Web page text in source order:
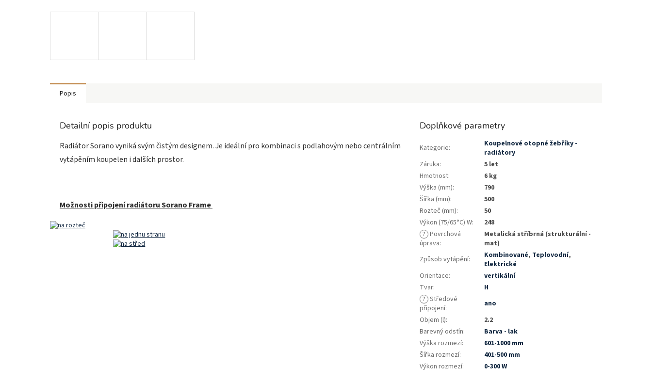
Popis
Detailní popis produktu
Radiátor Sorano vyniká svým čistým designem. Je ideální pro kombinaci s podlahovým nebo centrálním
vytápěním koupelen i dalších prostor.
Možnosti připojení radiátoru Sorano Frame
Doplňkové parametry
Kategorie:
Koupelnové otopné žebříky -
radiátory
Záruka:
5 let
Hmotnost:
6 kg
Výška (mm):
790
Šířka (mm):
500
Rozteč (mm):
50
Výkon (75/65°C) W:
248
? Povrchová
úprava:
Metalická stříbrná (strukturální -
mat)
Způsob vytápění: Kombinované, Teplovodní,
Elektrické
Orientace:
vertikální
Tvar:
H
? Středové
připojení:
ano
Objem (l):
2.2
Barevný odstín:
Barva - lak
Výška rozmezí:
601-1000 mm
Šířka rozmezí:
401-500 mm
Výkon rozmezí: 0-300 W